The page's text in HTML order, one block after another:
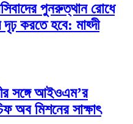
পুনরুত্থান রোধে
করতে হবে: মাহ্দী
সঙ্গে আইওএম’র
অব মিশনের সাক্ষাৎ